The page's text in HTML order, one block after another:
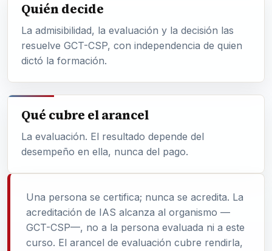
Quién decide
La admisibilidad, la evaluación y la decisión las
resuelve GCT-CSP, con independencia de quien
dictó la formación.
Qué cubre el arancel
La evaluación. El resultado depende del
desempeño en ella, nunca del pago.
Una persona se certifica; nunca se acredita. La
acreditación de IAS alcanza al organismo —
GCT-CSP—, no a la persona evaluada ni a este
curso. El arancel de evaluación cubre rendirla,